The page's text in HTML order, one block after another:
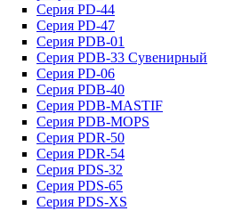
Серия PD-44
Серия PD-47
Серия PDB-01
Серия PDB-33 Сувенирный
Серия PD-06
Серия PDB-40
Серия PDB-MASTIF
Серия PDB-MOPS
Серия PDR-50
Серия PDR-54
Серия PDS-32
Серия PDS-65
Серия PDS-XS